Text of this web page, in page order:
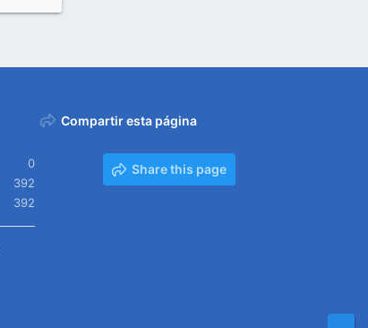
0
392
392
Compartir esta página
Share this page